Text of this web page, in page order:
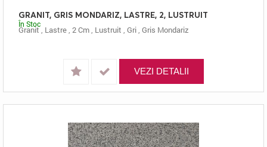
GRANIT, GRIS MONDARIZ, LASTRE, 2, LUSTRUIT
Granit, Lastre, 2 Cm, Lustruit , Gri, Gris Mondariz
În Stoc
VEZI DETALII